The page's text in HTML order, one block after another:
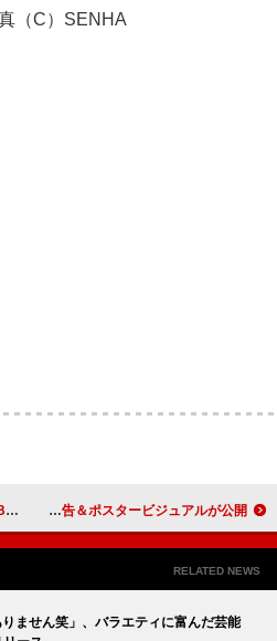
（C）SENHA
桜井日奈子×日穏（STARGLOWのKANON）主演映画『死神バーバー』、本予告＆ポスタービジュアルが公開
RELATED NEWS
ません笑」、バラエティに富んだ芸能